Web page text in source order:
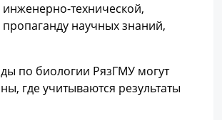
инженерно-технической,
пропаганду научных знаний,
по биологии РязГМУ могут
где учитываются результаты